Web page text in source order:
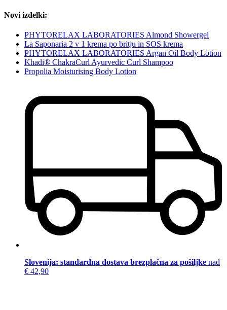
Novi izdelki:
PHYTORELAX LABORATORIES Almond Showergel
La Saponaria 2 v 1 krema po britju in SOS krema
PHYTORELAX LABORATORIES Argan Oil Body Lotion
Khadi® ChakraCurl Ayurvedic Curl Shampoo
Propolia Moisturising Body Lotion
Slovenija: standardna dostava brezplačna za pošiljke nad
€ 42,90